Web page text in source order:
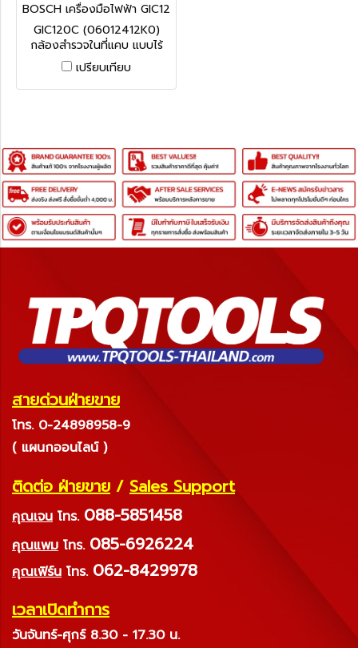
BOSCH เครื่องมือไฟฟ้า GIC12
0C (06012412K0)
GIC120C (06012412K0)
กล้องสำรวจในที่แคบ แบบไร้
สาย 12V สายกล้อง 120 ซม.
จอ 3.5 นิ้ว (320 x 240
พิกเซล)
เปรียบเทียบ
สายด่วนฝ่ายขาย
โทร. 0-24898958-9
( แผนกออนไลน์ )
ติดต่อ ฝ่ายขาย / Sales Support
คุณเจน โทร. 088-5851458
คุณแพม โทร. 085-6926224
คุณเฟิร์น โทร. 062-8429978
เวลาเปิดทำการ
วันจันทร์-ศุกร์ 8.30 - 17.30 น.